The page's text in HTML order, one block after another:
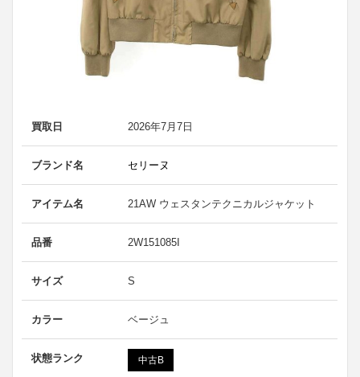
買取日 2026年7月7日
ブランド名 セリーヌ
アイテム名 21AW ウェスタンテクニカルジャケット
品番 2W151085I
サイズ S
カラー ベージュ
状態ランク 中古B